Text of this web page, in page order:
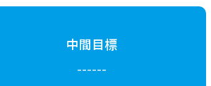
中間目標
------